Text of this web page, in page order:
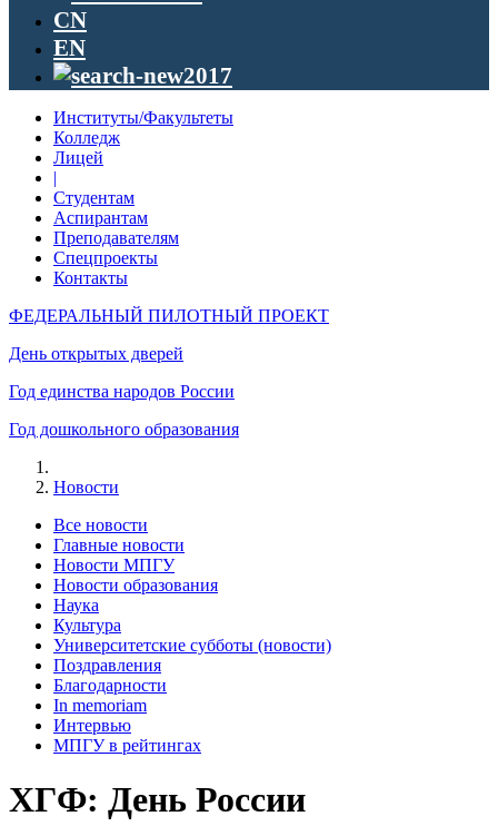
CN
EN
Институты/Факультеты
Колледж
Лицей
|
Студентам
Аспирантам
Преподавателям
Спецпроекты
Контакты
ФЕДЕРАЛЬНЫЙ ПИЛОТНЫЙ ПРОЕКТ
День открытых дверей
Год единства народов России
Год дошкольного образования
Новости
Все новости
Главные новости
Новости МПГУ
Новости образования
Наука
Культура
Университетские субботы (новости)
Поздравления
Благодарности
In memoriam
Интервью
МПГУ в рейтингах
ХГФ: День России